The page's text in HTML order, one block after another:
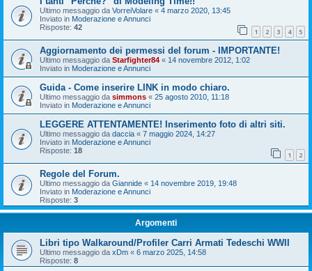
Ultimo messaggio da VorreiVolare « 4 marzo 2020, 13:45
Inviato in Moderazione e Annunci
Risposte: 42 1 2 3 4 5
Aggiornamento dei permessi del forum - IMPORTANTE!
Ultimo messaggio da Starfighter84 « 14 novembre 2012, 1:02
Inviato in Moderazione e Annunci
Guida - Come inserire LINK in modo chiaro.
Ultimo messaggio da simmons « 25 agosto 2010, 11:18
Inviato in Moderazione e Annunci
LEGGERE ATTENTAMENTE! Inserimento foto di altri siti.
Ultimo messaggio da daccia « 7 maggio 2024, 14:27
Inviato in Moderazione e Annunci
Risposte: 18 1 2
Regole del Forum.
Ultimo messaggio da Giannide « 14 novembre 2019, 19:48
Inviato in Moderazione e Annunci
Risposte: 3
Argomenti
Libri tipo Walkaround/Profiler Carri Armati Tedeschi WWII
Ultimo messaggio da xDm « 6 marzo 2025, 14:58
Risposte: 8